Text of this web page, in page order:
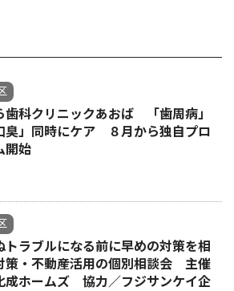
歯科クリニックあおば 「歯周病」
臭」同時にケア ８月から独自プロ
開始
トラブルになる前に早めの対策を相
策・不動産活用の個別相談会 主催
成ホームズ 協力／フジサンケイ企